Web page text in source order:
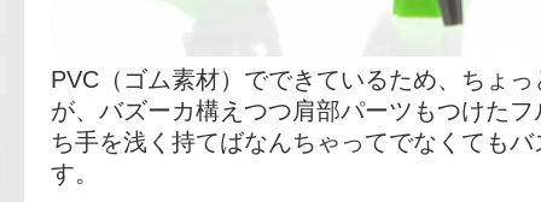
PVC（ゴム素材）でできているため、ちょ
が、バズーカ構えつつ肩部パーツもつけた
ち手を浅く持てばなんちゃってでなくても
す。